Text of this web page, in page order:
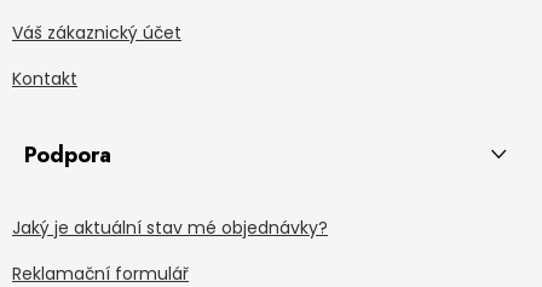
Váš zákaznický účet
Kontakt
Podpora
Jaký je aktuální stav mé objednávky?
Reklamační formulář